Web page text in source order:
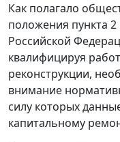
Как полагало
положения пункта
Российской
квалифицируя
реконструкции,
внимание
силу которых
капитальному